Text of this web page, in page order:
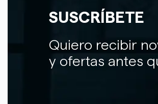
SUSCRÍBETE
Quiero recibir
y ofertas antes